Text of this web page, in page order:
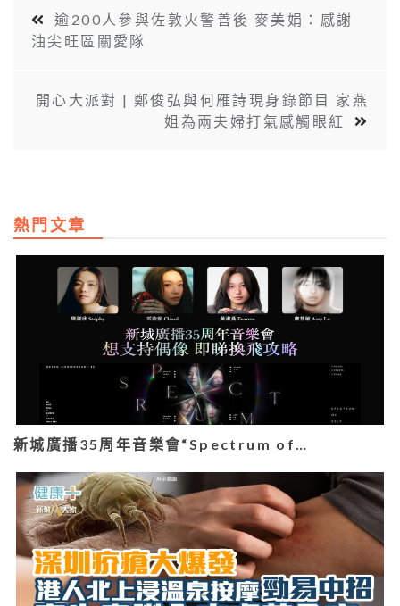
逾200人參與佐敦火警善後 麥美娟：感謝
油尖旺區關愛隊
開心大派對 | 鄭俊弘與何雁詩現身錄節目 家燕
姐為兩夫婦打氣感觸眼紅
熱門文章
新城廣播35周年音樂會“Spectrum of…